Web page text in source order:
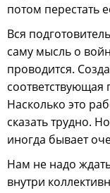
потом перестать
Вся
саму мысль о
проводится.
соответствующая
Насколько это
сказать трудно.
иногда бывает
Нам не надо
внутри